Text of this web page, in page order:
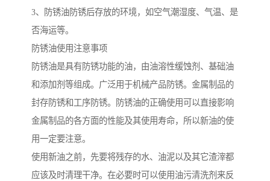
3、防锈油防锈后存放的环境，如空气潮湿度、气温、是
否海运等。
防锈油使用注意事项
防锈油是具有防锈功能的油，由油溶性缓蚀剂、基础油
和添加剂等组成。广泛用于机械产品防锈。金属制品的
封存防锈和工序防锈。防锈油的正确使用可以直接影响
金属制品的各方面的性能及其使用寿命，所以新油的使
用一定要注意。
使用新油之前，先要将残存的水、油泥以及其它渣滓都
应该及时清理干净。在必要时可以使用油污清洗剂来反